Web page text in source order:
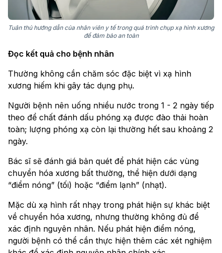
Tuân thủ hướng dẫn của nhân viên y tế trong quá trình chụp xạ hình xương
để đảm bảo an toàn
Đọc kết quả cho bệnh nhân
Thường không cần chăm sóc đặc biệt vì xạ hình
xương hiếm khi gây tác dụng phụ.
Người bệnh nên uống nhiều nước trong 1 - 2 ngày tiếp
theo để chất đánh dấu phóng xạ được đào thải hoàn
toàn; lượng phóng xạ còn lại thường hết sau khoảng 2
ngày.
Bác sĩ sẽ đánh giá bản quét để phát hiện các vùng
chuyển hóa xương bất thường, thể hiện dưới dạng
“điểm nóng” (tối) hoặc “điểm lạnh” (nhạt).
Mặc dù xạ hình rất nhạy trong phát hiện sự khác biệt
về chuyển hóa xương, nhưng thường không đủ để
xác định nguyên nhân. Nếu phát hiện điểm nóng,
người bệnh có thể cần thực hiện thêm các xét nghiệm